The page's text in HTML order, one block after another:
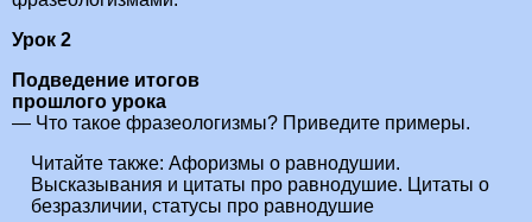
Урок 2
Подведение итогов
прошлого урока
— Что такое фразеологизмы? Приведите примеры.
Читайте также: Афоризмы о равнодушии.
Высказывания и цитаты про равнодушие. Цитаты о
безразличии, статусы про равнодушие